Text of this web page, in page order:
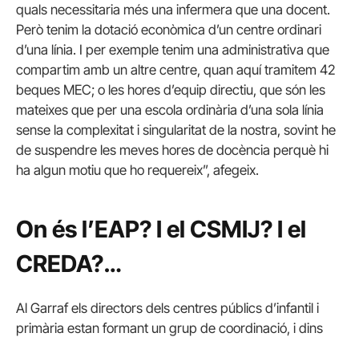
quals necessitaria més una infermera que una docent.
Però tenim la dotació econòmica d’un centre ordinari
d’una línia. I per exemple tenim una administrativa que
compartim amb un altre centre, quan aquí tramitem 42
beques MEC; o les hores d’equip directiu, que són les
mateixes que per una escola ordinària d’una sola línia
sense la complexitat i singularitat de la nostra, sovint he
de suspendre les meves hores de docència perquè hi
ha algun motiu que ho requereix”, afegeix.
On és l’EAP? I el CSMIJ? I el
CREDA?…
Al Garraf els directors dels centres públics d’infantil i
primària estan formant un grup de coordinació, i dins